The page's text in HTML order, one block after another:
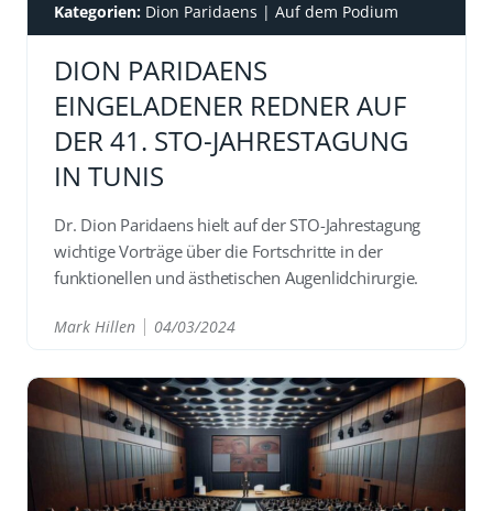
Kategorien: Dion Paridaens | Auf dem Podium
DION PARIDAENS
EINGELADENER REDNER AUF
DER 41. STO-JAHRESTAGUNG
IN TUNIS
Dr. Dion Paridaens hielt auf der STO-Jahrestagung
wichtige Vorträge über die Fortschritte in der
funktionellen und ästhetischen Augenlidchirurgie.
Mark Hillen 04/03/2024